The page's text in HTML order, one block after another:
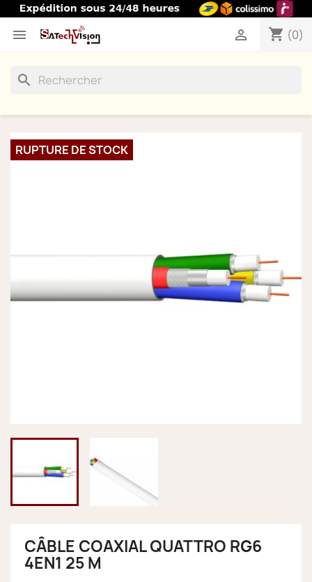
 shopping_cart (0)

search
RUPTURE DE STOCK
CÂBLE COAXIAL QUATTRO RG6
4EN1 25 M